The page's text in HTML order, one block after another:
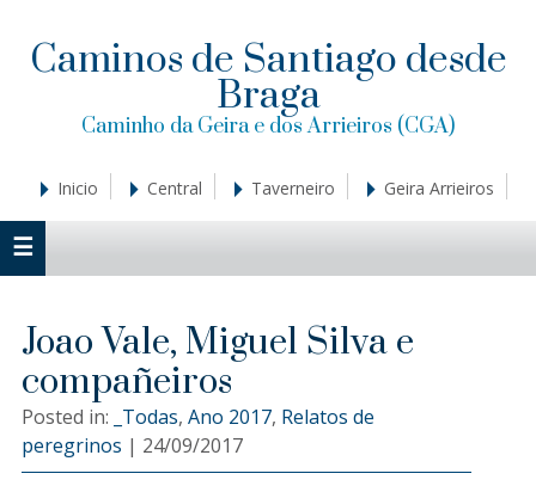
a
la
principal
al
contenido
a
la
lateral
principal
Caminos de Santiago desde
Braga
Caminho da Geira e dos Arrieiros (CGA)
Inicio Central Taverneiro Geira Arrieiros
Joao Vale, Miguel Silva e
compañeiros
Posted in: _Todas, Ano 2017, Relatos de
peregrinos | 24/09/2017